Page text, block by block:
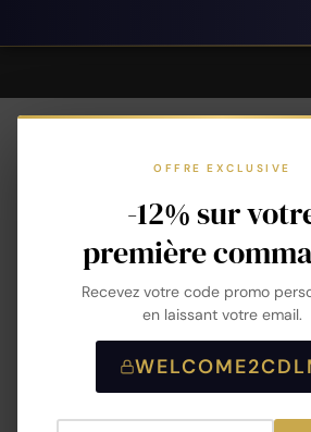
OFFRE EXCLUSIVE
-12% sur
première
Recevez votre code promo
en laissant votre email.